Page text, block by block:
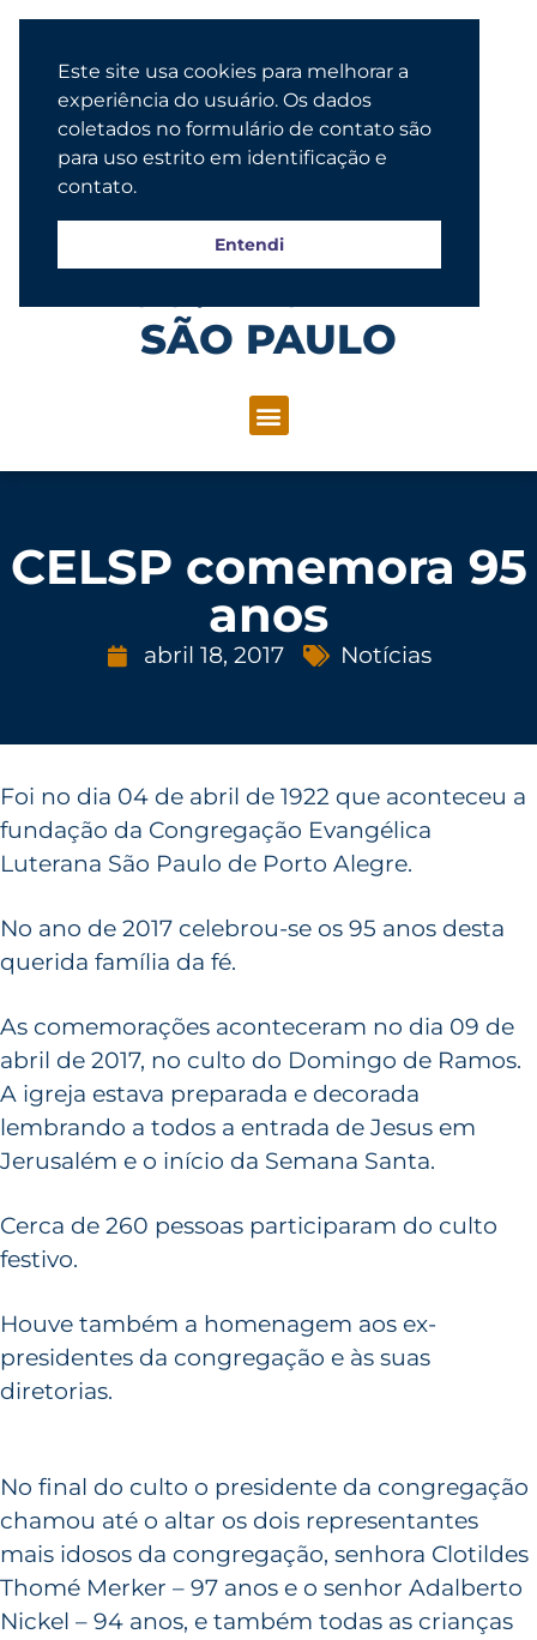
SÃO PAULO
CELSP comemora 95
anos
abril 18, 2017 Notícias
Foi no dia 04 de abril de 1922 que aconteceu a
fundação da Congregação Evangélica
Luterana São Paulo de Porto Alegre.
No ano de 2017 celebrou-se os 95 anos desta
querida família da fé.
As comemorações aconteceram no dia 09 de
abril de 2017, no culto do Domingo de Ramos.
A igreja estava preparada e decorada
lembrando a todos a entrada de Jesus em
Jerusalém e o início da Semana Santa.
Cerca de 260 pessoas participaram do culto
festivo.
Houve também a homenagem aos ex-
presidentes da congregação e às suas
diretorias.
No final do culto o presidente da congregação
chamou até o altar os dois representantes
mais idosos da congregação, senhora Clotildes
Thomé Merker – 97 anos e o senhor Adalberto
Nickel – 94 anos, e também todas as crianças
Este site usa cookies para melhorar a
experiência do usuário. Os dados
coletados no formulário de contato são
para uso estrito em identificação e
contato.
Entendi